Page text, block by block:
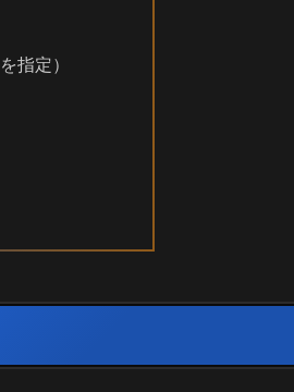
指定）